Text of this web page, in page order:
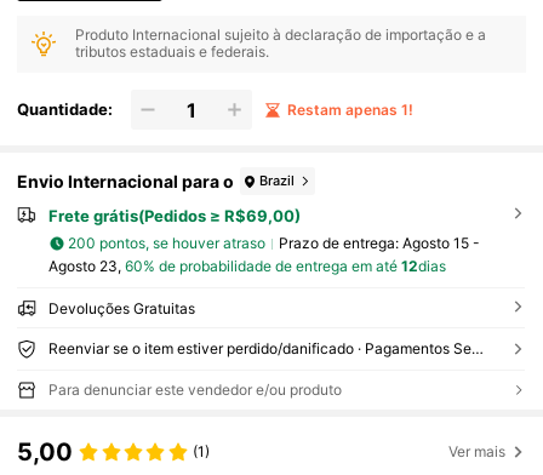
Produto Internacional sujeito à declaração de importação e a
tributos estaduais e federais.
Quantidade: Restam apenas 1!
Envio Internacional para o Brazil
Frete grátis(Pedidos ≥ R$69,00)
200 pontos, se houver atraso Prazo de entrega: Agosto 15 -
Agosto 23, 60% de probabilidade de entrega em até 12dias
Devoluções Gratuitas
Reenviar se o item estiver perdido/danificado · Pagamentos Seguros · Proteção de privacidade
Para denunciar este vendedor e/ou produto
5,00 (1) Ver mais